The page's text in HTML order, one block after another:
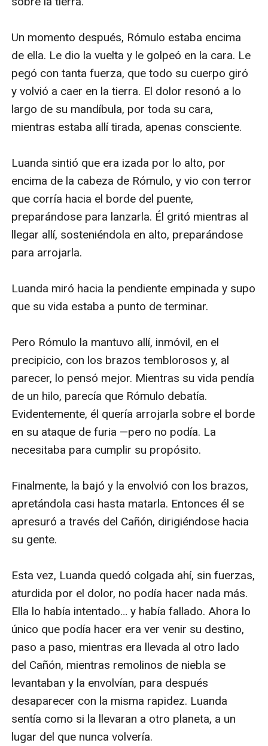
Un momento después, Rómulo estaba encima
de ella. Le dio la vuelta y le golpeó en la cara. Le
pegó con tanta fuerza, que todo su cuerpo giró
y volvió a caer en la tierra. El dolor resonó a lo
largo de su mandíbula, por toda su cara,
mientras estaba allí tirada, apenas consciente.
Luanda sintió que era izada por lo alto, por
encima de la cabeza de Rómulo, y vio con terror
que corría hacia el borde del puente,
preparándose para lanzarla. Él gritó mientras al
llegar allí, sosteniéndola en alto, preparándose
para arrojarla.
Luanda miró hacia la pendiente empinada y supo
que su vida estaba a punto de terminar.
Pero Rómulo la mantuvo allí, inmóvil, en el
precipicio, con los brazos temblorosos y, al
parecer, lo pensó mejor. Mientras su vida pendía
de un hilo, parecía que Rómulo debatía.
Evidentemente, él quería arrojarla sobre el borde
en su ataque de furia —pero no podía. La
necesitaba para cumplir su propósito.
Finalmente, la bajó y la envolvió con los brazos,
apretándola casi hasta matarla. Entonces él se
apresuró a través del Cañón, dirigiéndose hacia
su gente.
Esta vez, Luanda quedó colgada ahí, sin fuerzas,
aturdida por el dolor, no podía hacer nada más.
Ella lo había intentado… y había fallado. Ahora lo
único que podía hacer era ver venir su destino,
paso a paso, mientras era llevada al otro lado
del Cañón, mientras remolinos de niebla se
levantaban y la envolvían, para después
desaparecer con la misma rapidez. Luanda
sentía como si la llevaran a otro planeta, a un
lugar del que nunca volvería.